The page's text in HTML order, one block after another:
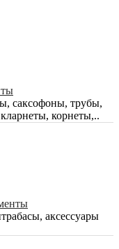
саксофоны, трубы,
корнеты,..
аксессуары